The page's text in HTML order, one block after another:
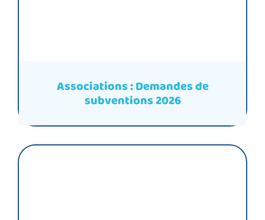
Associations : Demandes de
subventions 2026